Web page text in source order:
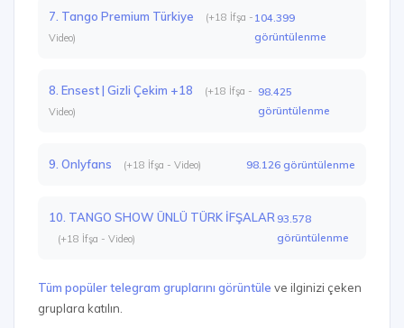
7. Tango Premium Türkiye
(+18 İfşa -
Video)
104.399
görüntülenme
8. Ensest | Gizli Çekim +18
(+18 İfşa -
Video)
98.425
görüntülenme
9. Onlyfans (+18 İfşa - Video) 98.126 görüntülenme
10. TANGO SHOW ÜNLÜ TÜRK İFŞALAR
(+18 İfşa - Video)
93.578
görüntülenme
Tüm popüler telegram gruplarını görüntüle ve ilginizi çeken
gruplara katılın.